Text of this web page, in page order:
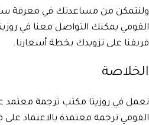
ولنتمكن من مساعدتك في معرفة
القومي يمكنك التواصل معنا في
فريقنا على تزويدك بخطة أسعارنا.
الخلاصة
نعمل في روزيتا مكتب ترجمة معتمد
القومي ترجمة معتمدة بالاعتماد